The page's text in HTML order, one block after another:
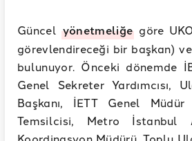
Güncel yönetmeliğe göre
görevlendireceği bir başkan)
bulunuyor. Önceki dönemde
Genel Sekreter Yardımcısı,
Başkanı, İETT Genel
Temsilcisi, Metro İstanbul